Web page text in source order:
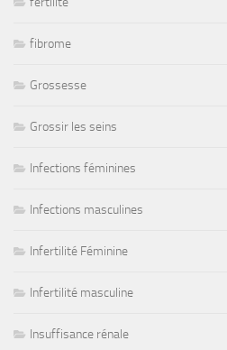
fibrome
Grossesse
Grossir les seins
Infections féminines
Infections masculines
Infertilité Féminine
Infertilité masculine
Insuffisance rénale